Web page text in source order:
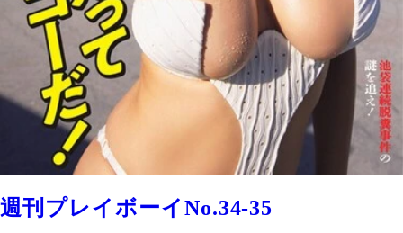
週刊プレイボーイNo.34-35